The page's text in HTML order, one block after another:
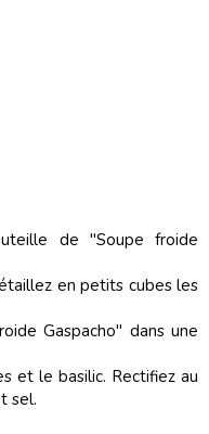
de "Soupe froide
en petits cubes les
Gaspacho" dans une
et le basilic. Rectifiez au
sel.